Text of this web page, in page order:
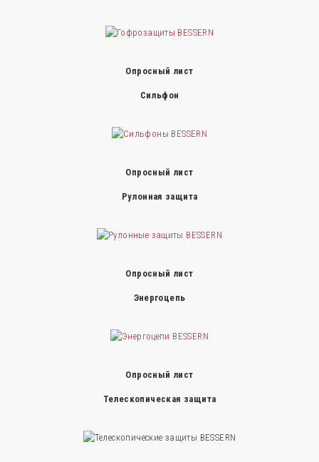
Опросный лист
Сильфон
Опросный лист
Рулонная защита
Опросный лист
Энергоцепь
Опросный лист
Телескопическая защита